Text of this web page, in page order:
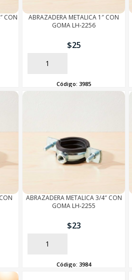
CON
ABRAZADERA METALICA 1″ CON
GOMA LH-2256
$25
AÑADIR
Código:3985
ABRAZADERA METALICA 3/4″ CON
GOMA LH-2255
$23
AÑADIR
Código:3984